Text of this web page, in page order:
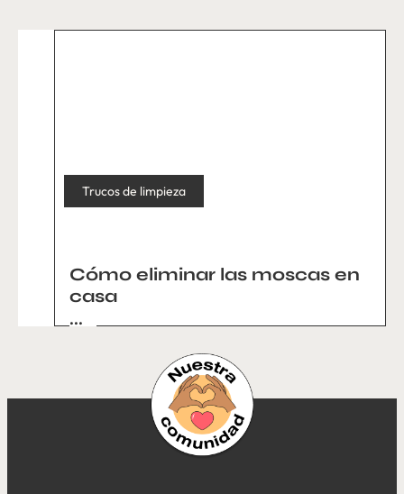
Trucos de limpieza
Cómo eliminar las moscas en
casa
...